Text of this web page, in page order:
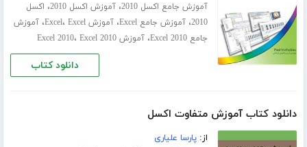
آموزش جامع اکسل 2010 ،آموزش اکسل 2010 ، اکسل
2010،آموزش جامع Excel ،آموزش Excel ، Excel ،آموزش
جامع Excel 2010
،آموزش Excel 2010 ، Excel 2010
دانلود کتاب
دانلود کتاب آموزش متفاوت اکسل
از:پارسا علیاری